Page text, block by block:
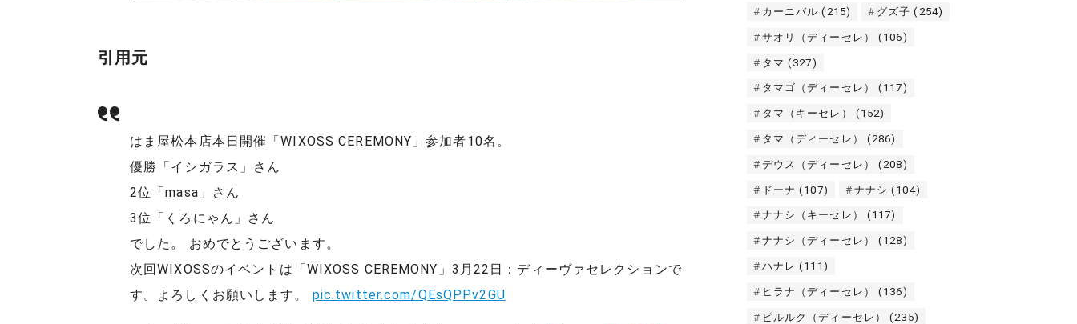
引用元
はま屋松本店本日開催「WIXOSS CEREMONY」参加者10名。
優勝「イシガラス」さん
2位「masa」さん
3位「くろにゃん」さん
でした。 おめでとうございます。
次回WIXOSSのイベントは「WIXOSS CEREMONY」3月22日：ディーヴァセレクションで
す。よろしくお願いします。 pic.twitter.com/QEsQPPv2GU
カーニバル (215) グズ子 (254)
サオリ（ディーセレ） (106)
タマ (327)
タマゴ（ディーセレ） (117)
タマ（キーセレ） (152)
タマ（ディーセレ） (286)
デウス（ディーセレ） (208)
ドーナ (107) ナナシ (104)
ナナシ（キーセレ） (117)
ナナシ（ディーセレ） (128)
ハナレ (111)
ヒラナ（ディーセレ） (136)
ピルルク（ディーセレ） (235)